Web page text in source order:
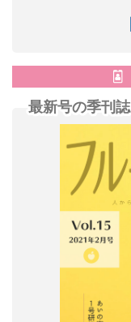
最新号の季刊誌